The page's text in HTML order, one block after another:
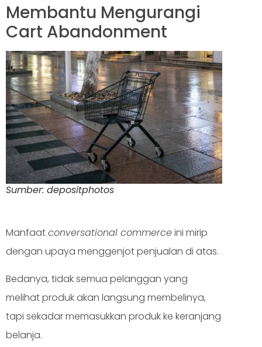
Membantu Mengurangi
Cart Abandonment
Sumber: depositphotos
Manfaatconversational commerceini mirip
dengan upaya menggenjot penjualan di atas.
Bedanya, tidak semua pelanggan yang
melihat produk akan langsung membelinya,
tapi sekadar memasukkan produk ke keranjang
belanja.